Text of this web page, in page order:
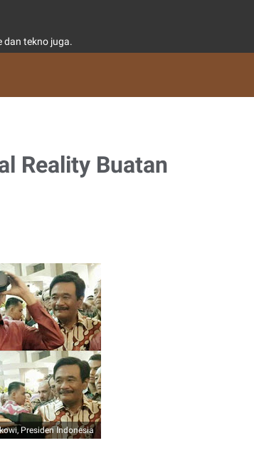
dan tekno juga.
Reality Buatan
Presiden Indonesia